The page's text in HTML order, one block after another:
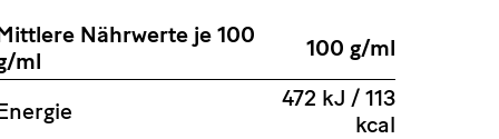
Nährwerte je 100
ml
100 g/ml
472 kJ / 113
kcal